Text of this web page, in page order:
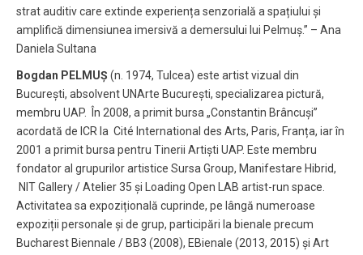
strat auditiv care extinde experiența senzorială a spațiului și
amplifică dimensiunea imersivă a demersului lui Pelmuș.” – Ana
Daniela Sultana
Bogdan PELMUȘ (n. 1974, Tulcea) este artist vizual din
București, absolvent UNArte București, specializarea pictură,
membru UAP. În 2008, a primit bursa „Constantin Brâncuși”
acordată de ICR la Cité International des Arts, Paris, Franța, iar în
2001 a primit bursa pentru Tinerii Artiști UAP. Este membru
fondator al grupurilor artistice Sursa Group, Manifestare Hibrid,
NIT Gallery / Atelier 35 și Loading Open LAB artist-run space.
Activitatea sa expozițională cuprinde, pe lângă numeroase
expoziții personale și de grup, participări la bienale precum
Bucharest Biennale / BB3 (2008), EBienale (2013, 2015) și Art